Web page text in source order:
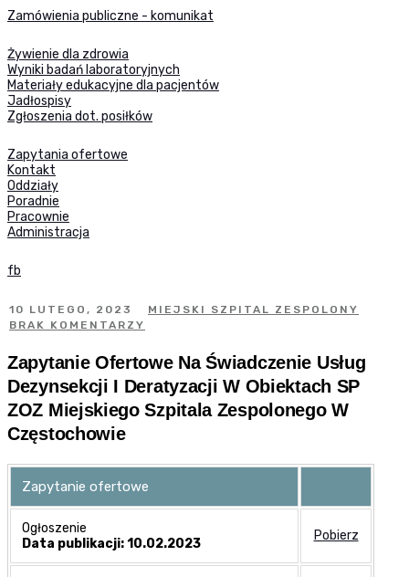
Zamówienia publiczne - komunikat
Żywienie dla zdrowia
Wyniki badań laboratoryjnych
Materiały edukacyjne dla pacjentów
Jadłospisy
Zgłoszenia dot. posiłków
Zapytania ofertowe
Kontakt
Oddziały
Poradnie
Pracownie
Administracja
fb
10 LUTEGO, 2023
MIEJSKI SZPITAL ZESPOLONY
BRAK KOMENTARZY
Zapytanie Ofertowe Na Świadczenie Usług
Dezynsekcji I Deratyzacji W Obiektach SP
ZOZ Miejskiego Szpitala Zespolonego W
Częstochowie
Zapytanie ofertowe
Ogłoszenie
Data publikacji: 10.02.2023
Pobierz